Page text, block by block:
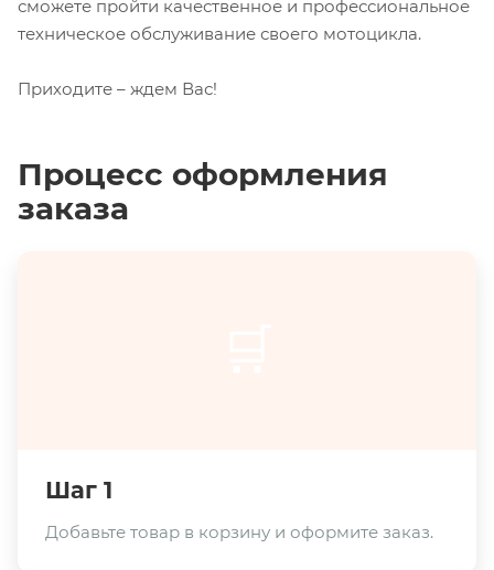
сможете пройти качественное и профессиональное
техническое обслуживание своего мотоцикла.
Приходите – ждем Вас!
Процесс оформления
заказа
Шаг 1
Добавьте товар в корзину и оформите заказ.